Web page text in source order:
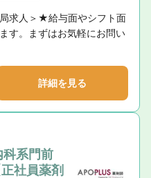
求人＞★給与面やシフト面
す。まずはお気軽にお問い
詳細を見る
系門前
社員薬剤